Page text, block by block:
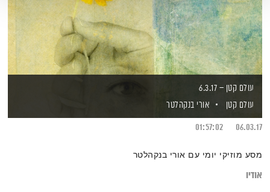
עולם קטן – 6.3.17
עולם קטן
אורי בנקהלטר
06.03.17
01:57:02
מסע מוזיקי יומי עם אורי בנקהלטר
אודיו